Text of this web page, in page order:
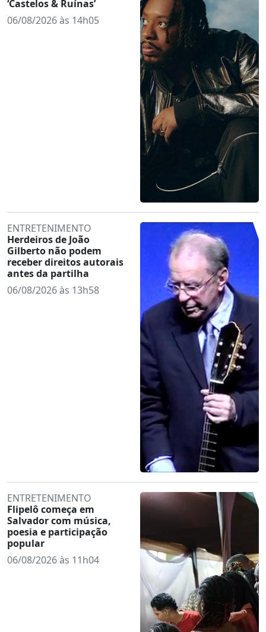
‘Castelos & Ruínas’
06/08/2026 às 14h05
ENTRETENIMENTO
Herdeiros de João
Gilberto não podem
receber direitos autorais
antes da partilha
06/08/2026 às 13h58
ENTRETENIMENTO
Flipelô começa em
Salvador com música,
poesia e participação
popular
06/08/2026 às 11h04